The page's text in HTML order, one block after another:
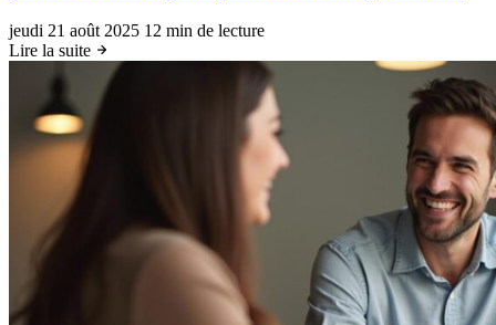
jeudi 21 août 2025 12 min de lecture
Lire la suite